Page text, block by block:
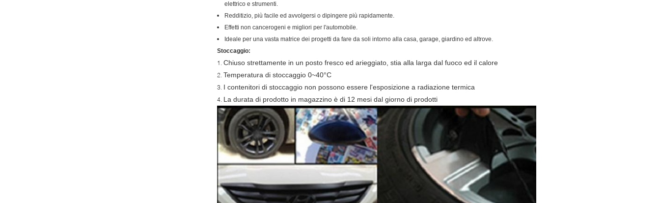
elettrico e strumenti.
Redditizio, più facile ed avvolgersi o dipingere più rapidamente.
Effetti non cancerogeni e migliori per l'automobile.
Ideale per una vasta matrice dei progetti da fare da soli intorno alla casa, garage, giardino ed altrove.
Stoccaggio:
1. Chiuso strettamente in un posto fresco ed arieggiato, stia alla larga dal fuoco ed il calore
2. Temperatura di stoccaggio 0~40°C
3. I contenitori di stoccaggio non possono essere l'esposizione a radiazione termica
4. La durata di prodotto in magazzino è di 12 mesi dal giorno di prodotti